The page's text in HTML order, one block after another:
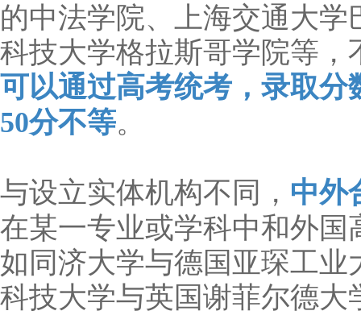
的中法学院、上海交通大
科技大学格拉斯哥学院等
可以通过高考统考，录取分
50分不等。
与设立实体机构不同， 中外
在某一专业或学科中和外
如同济大学与德国亚琛工
科技大学与英国谢菲尔德